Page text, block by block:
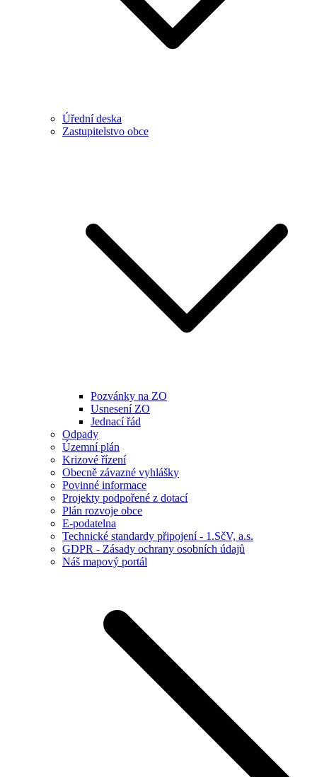
Úřední deska
Zastupitelstvo obce
Pozvánky na ZO
Usnesení ZO
Jednací řád
Odpady
Územní plán
Krizové řízení
Obecně závazné vyhlášky
Povinné informace
Projekty podpořené z dotací
Plán rozvoje obce
E-podatelna
Technické standardy připojení - 1.SčV, a.s.
GDPR - Zásady ochrany osobních údajů
Náš mapový portál